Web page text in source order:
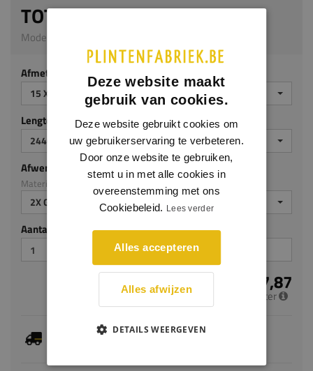
TOTEM PLINT
Model 0166 | 15 x 120 mm | MDF v313
Afmeting
15 X 120 MM
Lengte (mm)
2440 MM
Afwerking
Materiaal: MDF v313
2X GEGROND
Aantal stuks
€ 7,87
per meter
Je hebt gekozen voor maatwerk, de verwachte
Deze website maakt
gebruik van cookies.
Deze website gebruikt cookies om
uw gebruikerservaring te verbeteren.
Door onze website te gebruiken,
stemt u in met alle cookies in
overeenstemming met ons
Cookiebeleid. Lees verder
Alles accepteren
Alles afwijzen
DETAILS WEERGEVEN